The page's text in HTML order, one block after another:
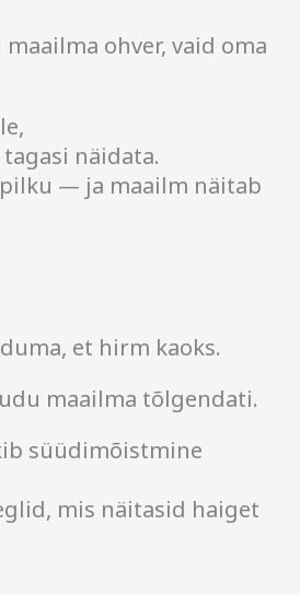
ohver, vaid oma
tagasi näidata.
pilku — ja maailm näitab
et hirm kaoks.
maailma tõlgendati.
süüdimõistmine
mis näitasid haiget